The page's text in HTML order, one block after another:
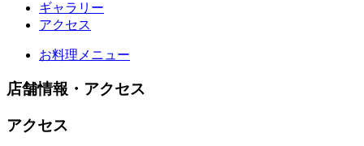
ギャラリー
アクセス
お料理メニュー
店舗情報・アクセス
アクセス